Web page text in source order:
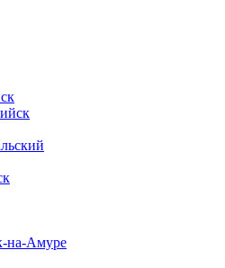
на-Амуре